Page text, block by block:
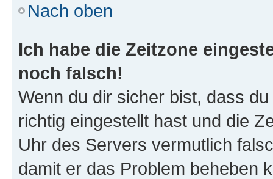
Nach oben
Ich habe die Zeitzone
noch falsch!
Wenn du dir sicher bist, dass
richtig eingestellt hast und die
Uhr des Servers vermutlich
damit er das Problem beheben